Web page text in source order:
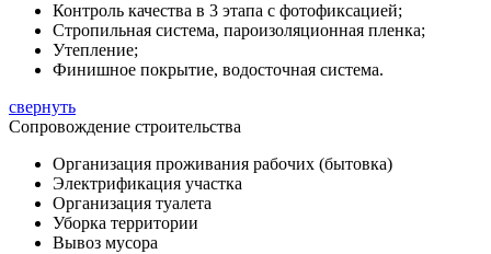
Контроль качества в 3 этапа с фотофиксацией;
Стропильная система, пароизоляционная пленка;
Утепление;
Финишное покрытие, водосточная система.
свернуть
Сопровождение строительства
Организация проживания рабочих (бытовка)
Электрификация участка
Организация туалета
Уборка территории
Вывоз мусора